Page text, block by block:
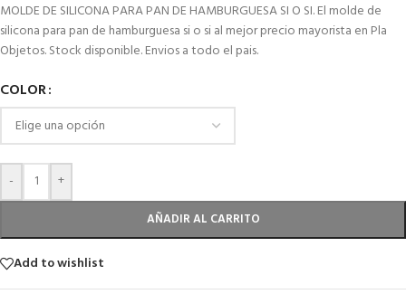
MOLDE DE SILICONA PARA PAN DE HAMBURGUESA SI O SI. El molde de
silicona para pan de hamburguesa si o si al mejor precio mayorista en Pla
Objetos. Stock disponible. Envios a todo el pais.
COLOR
- +
AÑADIR AL CARRITO
Add to wishlist